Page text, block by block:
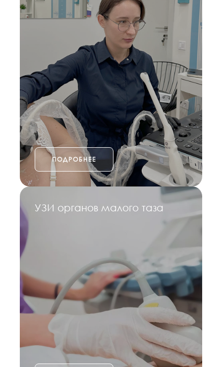
ПОДРОБНЕЕ
УЗИ органов малого таза